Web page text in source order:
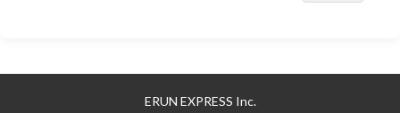
ERUN EXPRESS Inc.